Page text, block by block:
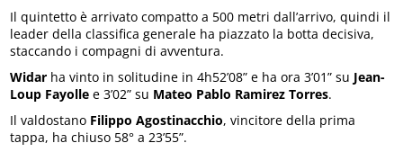
Il quintetto è arrivato compatto a 500 metri dall’arrivo, quindi il
leader della classifica generale ha piazzato la botta decisiva,
staccando i compagni di avventura.
Widar ha vinto in solitudine in 4h52’08” e ha ora 3’01” su Jean-
Loup Fayolle e 3’02” su Mateo Pablo Ramirez Torres.
Il valdostano Filippo Agostinacchio, vincitore della prima
tappa, ha chiuso 58° a 23’55”.